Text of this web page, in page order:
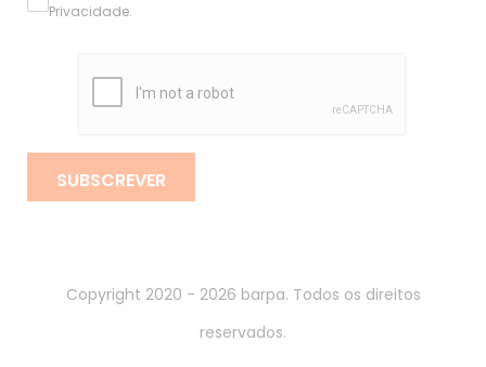
Privacidade.
SUBSCREVER
Copyright 2020 - 2026 barpa. Todos os direitos
reservados.